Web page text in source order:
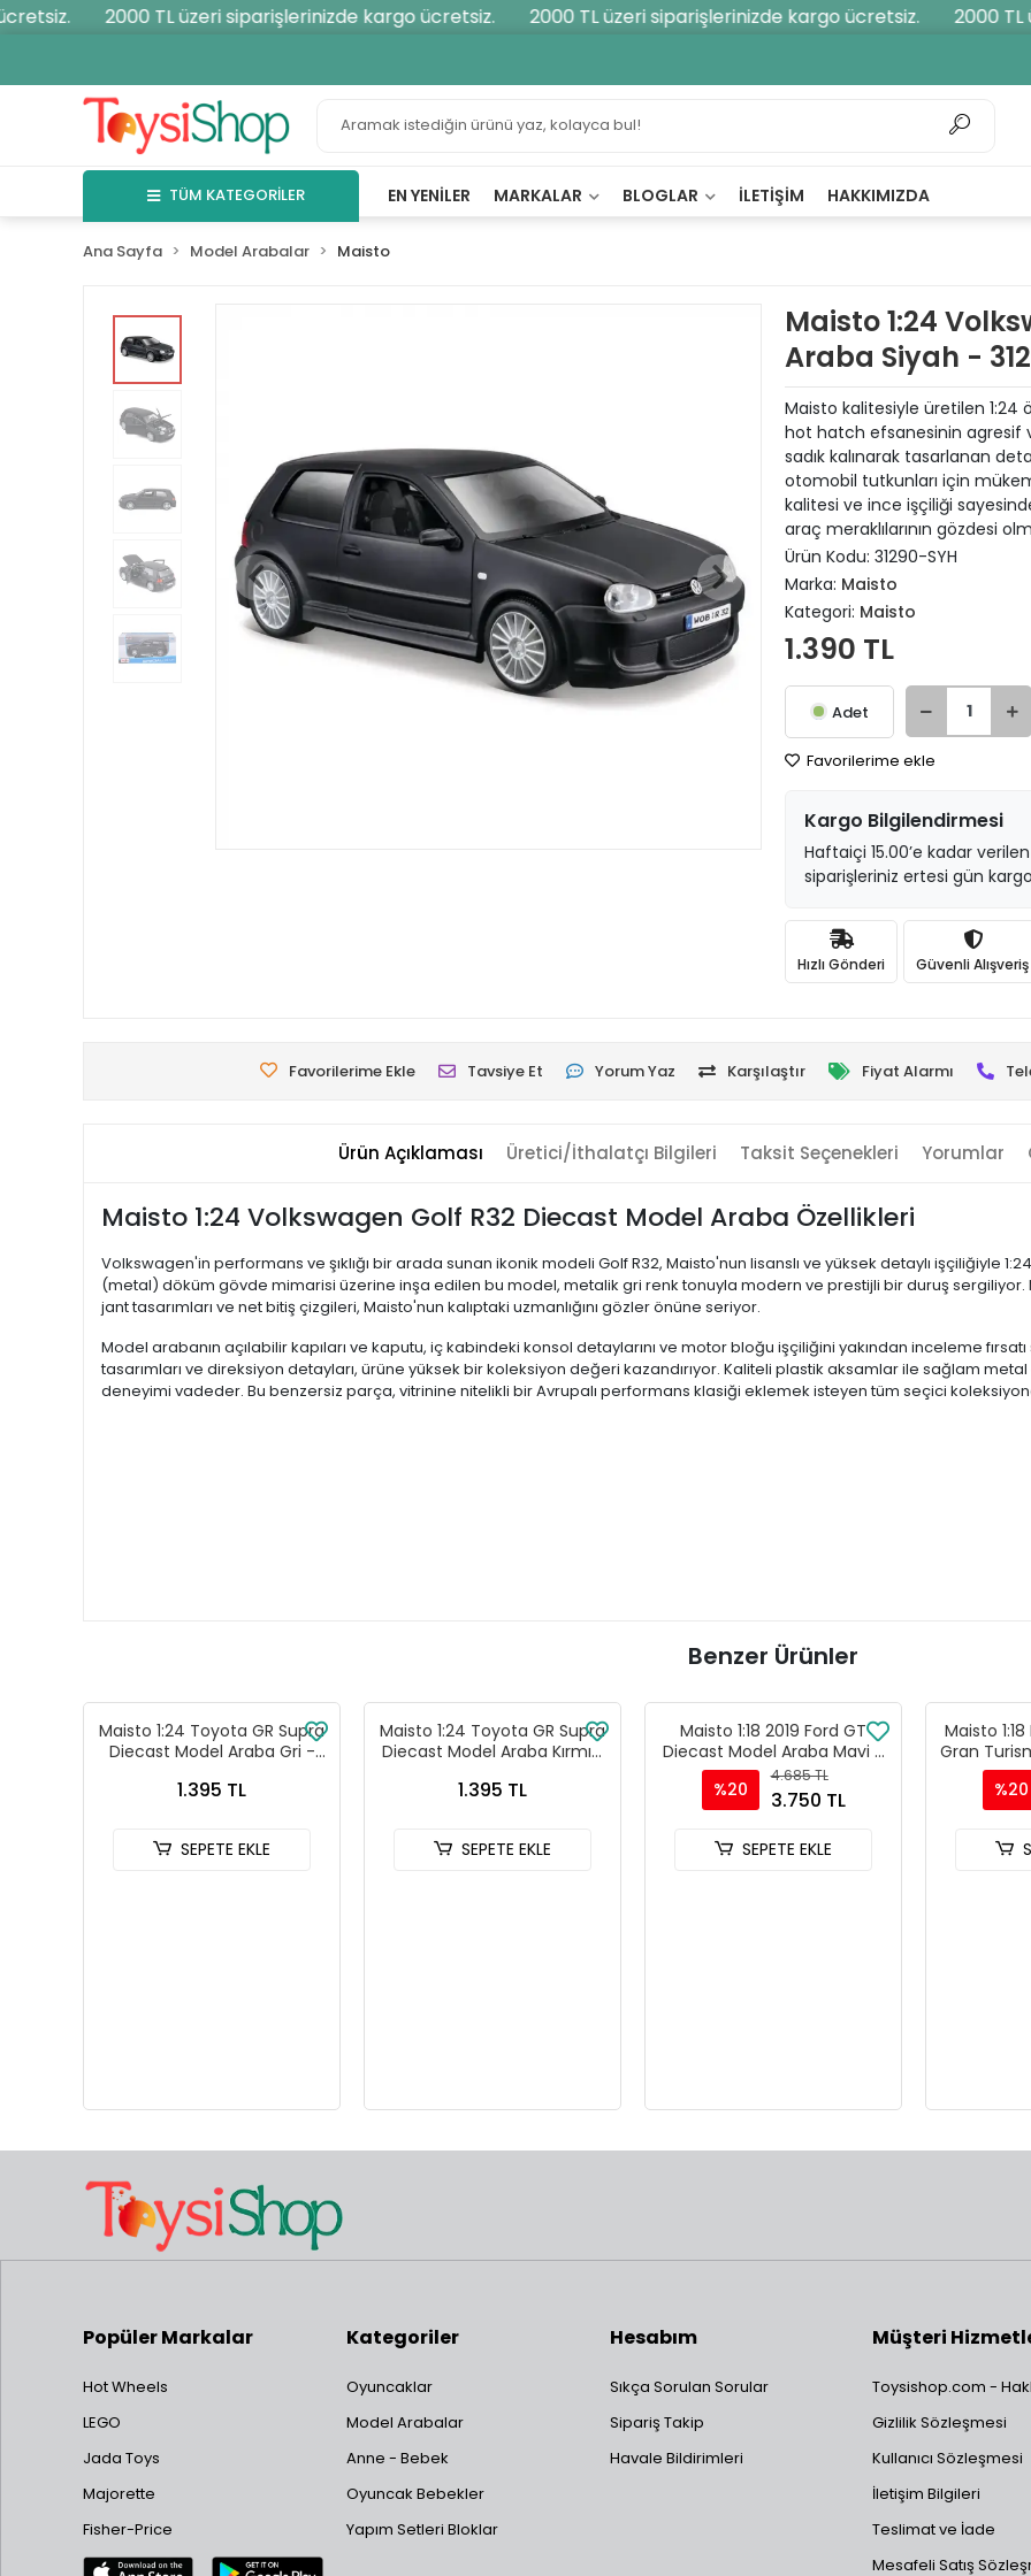
2000 TL üzeri siparişlerinizde kargo ücretsiz. 2000 TL üzeri siparişlerinizde kargo ücretsiz. 2000 TL
TÜM KATEGORİLER EN YENILER MARKALAR BLOGLAR İLETIŞIM HAKKIMIZDA
Ana Sayfa Model Arabalar Maisto
Maisto 1:24
Araba Siyah -
Maisto kalitesiyle üretilen 1:24
hot hatch efsanesinin agresif
sadık kalınarak tasarlanan
otomobil tutkunları için
kalitesi ve ince işçiliği
araç meraklılarının gözdesi
Ürün Kodu: 31290-SYH
Marka: Maisto
Kategori: Maisto
1.390 TL
Adet
Favorilerime ekle
Kargo Bilgilendirmesi
Haftaiçi 15.00’e kadar
siparişleriniz ertesi gün
Hızlı Gönderi Güvenli Alışveriş
Favorilerime Ekle Tavsiye Et Yorum Yaz Karşılaştır Fiyat Alarmı
Ürün Açıklaması Üretici/İthalatçı Bilgileri Taksit Seçenekleri Yorumlar
Maisto 1:24 Volkswagen Golf R32 Diecast Model Araba Özellikleri
Volkswagen'in performans ve şıklığı bir arada sunan ikonik modeli Golf R32, Maisto'nun lisanslı ve yüksek detaylı işçiliğiyle
(metal) döküm gövde mimarisi üzerine inşa edilen bu model, metalik gri renk tonuyla modern ve prestijli bir duruş
jant tasarımları ve net bitiş çizgileri, Maisto'nun kalıptaki uzmanlığını gözler önüne seriyor.
Model arabanın açılabilir kapıları ve kaputu, iç kabindeki konsol detaylarını ve motor bloğu işçiliğini yakından inceleme
tasarımları ve direksiyon detayları, ürüne yüksek bir koleksiyon değeri kazandırıyor. Kaliteli plastik aksamlar ile sağlam
deneyimi vadeder. Bu benzersiz parça, vitrinine nitelikli bir Avrupalı performans klasiği eklemek isteyen tüm seçici
Benzer Ürünler
Maisto 1:24 Toyota GR Supra
Diecast Model Araba Gri -
1.395 TL
SEPETE EKLE
Maisto 1:24 Toyota GR Supra
Diecast Model Araba Kırmızı
1.395 TL
SEPETE EKLE
Maisto 1:18 2019 Ford GT
Diecast Model Araba Mavi -
31384
%20
4.685 TL
3.750 TL
SEPETE EKLE
Maisto
Gran
Araba
%20
Popüler Markalar
Hot Wheels
LEGO
Jada Toys
Majorette
Fisher-Price
Kategoriler
Oyuncaklar
Model Arabalar
Anne - Bebek
Oyuncak Bebekler
Yapım Setleri Bloklar
Hesabım
Sıkça Sorulan Sorular
Sipariş Takip
Havale Bildirimleri
Müşteri
Toysishop.com -
Gizlilik Sözleşmesi
Kullanıcı Sözleşmesi
İletişim Bilgileri
Teslimat ve İade
Mesafeli Satış